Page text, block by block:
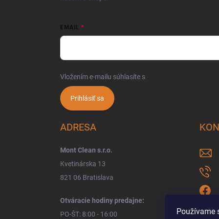
Používame
EMAIL
Vložením e-mailu súhlasíte s
Prihlásiť sa
ADRESA
Mont Clean s.r.o.
Kvetinárska 13
821 06 Bratislava
Otváracie hodiny predajne:
PO-ŠT: 8:00 - 16:00